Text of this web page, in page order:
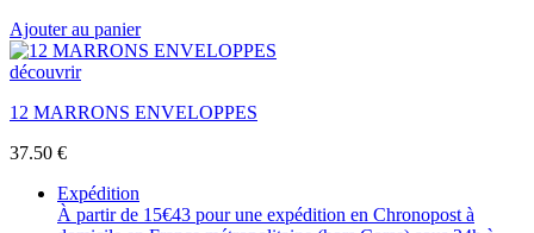
Ajouter au panier
découvrir
12 MARRONS ENVELOPPES
37.50 €
Expédition
À partir de 15€43 pour une expédition en Chronopost à